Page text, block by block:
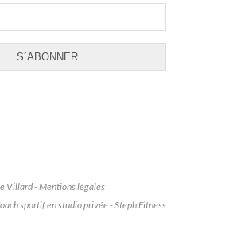
Villard -Mentions légales
sportif en studio privée - Steph Fitness